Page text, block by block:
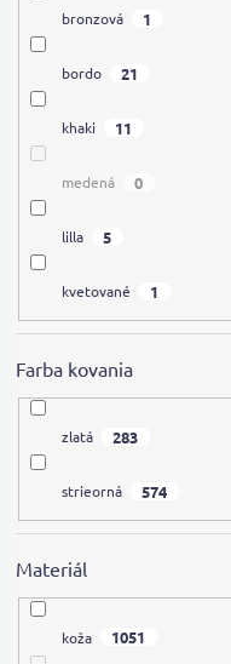
bronzová 1
bordo 21
khaki 11
medená 0
lilla 5
kvetované 1
Farba kovania
zlatá 283
strieorná 574
Materiál
koža 1051